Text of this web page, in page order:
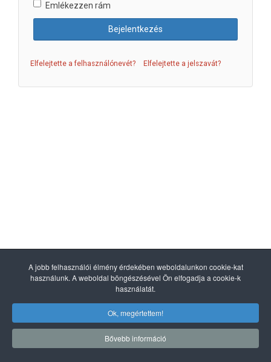
A jobb felhasználói élmény érdekében weboldalunkon cookie-kat
használunk. A weboldal böngészésével Ön elfogadja a cookie-k
használatát.
Ok, megértettem!
Bővebb információ
Emlékezzen rám
Elfelejtette a felhasználónevét? Elfelejtette a jelszavát?